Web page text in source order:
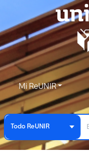
Mi ReUNIR
Todo ReUNIR